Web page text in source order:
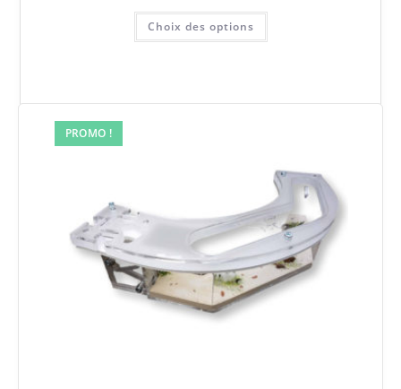
prix :
7,50€
à
Choix des options
Ce
a
peuvent
page
du
produit
PROMO !